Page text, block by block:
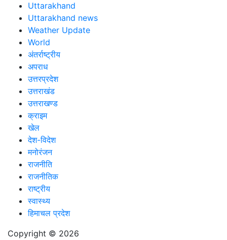
Uttarakhand
Uttarakhand news
Weather Update
World
अंतर्राष्ट्रीय
अपराध
उत्तरप्रदेश
उत्तराखंड
उत्तराखण्ड
क्राइम
खेल
देश-विदेश
मनोरंजन
राजनीति
राजनीतिक
राष्ट्रीय
स्वास्थ्य
हिमाचल प्रदेश
Copyright © 2026